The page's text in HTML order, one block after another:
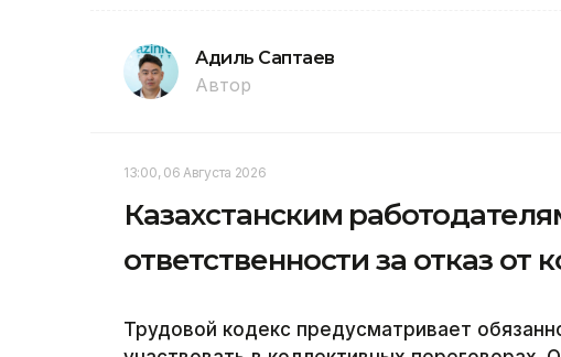
Адиль Саптаев
Автор
13:00, 06 Августа 2026
Казахстанским
ответственности за отказ от
Трудовой кодекс предусматривает